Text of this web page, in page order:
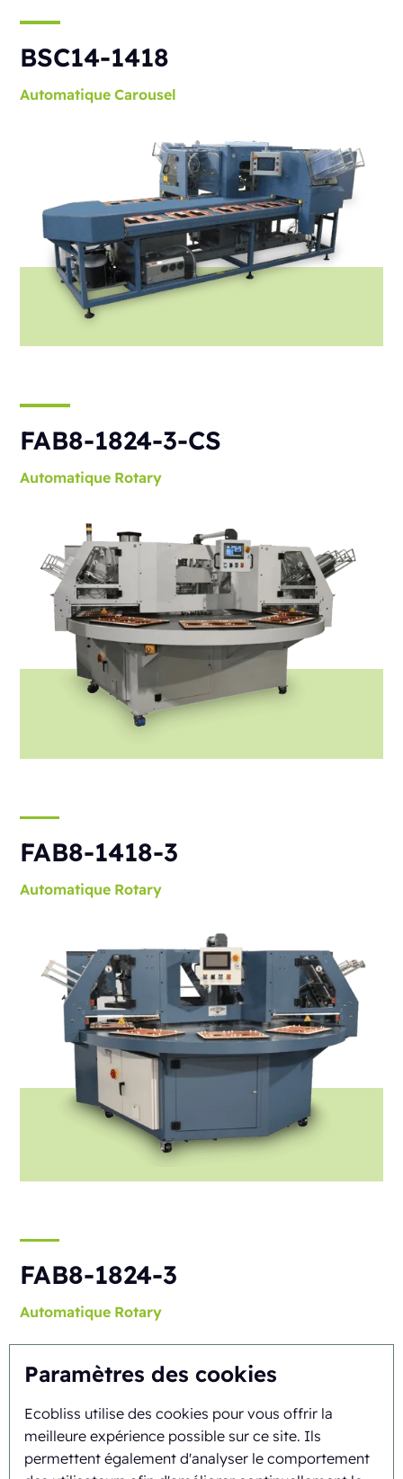
Paramètres des cookies
Ecobliss utilise des cookies pour vous offrir la
meilleure expérience possible sur ce site. Ils
permettent également d'analyser le comportement
BSC14-1418
Automatique Carousel
FAB8-1824-3-CS
Automatique Rotary
FAB8-1418-3
Automatique Rotary
FAB8-1824-3
Automatique Rotary